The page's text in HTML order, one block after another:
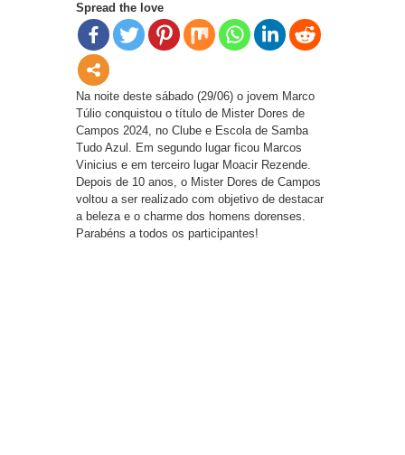
Spread the love
Na noite deste sábado (29/06) o jovem Marco
Túlio conquistou o título de Mister Dores de
Campos 2024, no Clube e Escola de Samba
Tudo Azul. Em segundo lugar ficou Marcos
Vinicius e em terceiro lugar Moacir Rezende.
Depois de 10 anos, o Mister Dores de Campos
voltou a ser realizado com objetivo de destacar
a beleza e o charme dos homens dorenses.
Parabéns a todos os participantes!